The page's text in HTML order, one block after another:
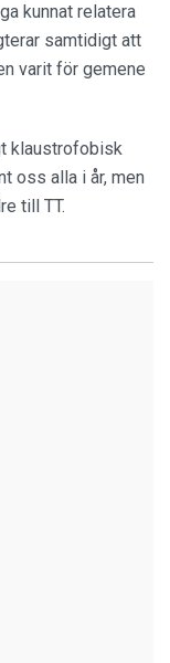
kunnat relatera
samtidigt att
varit för gemene
klaustrofobisk
oss alla i år, men
till TT.